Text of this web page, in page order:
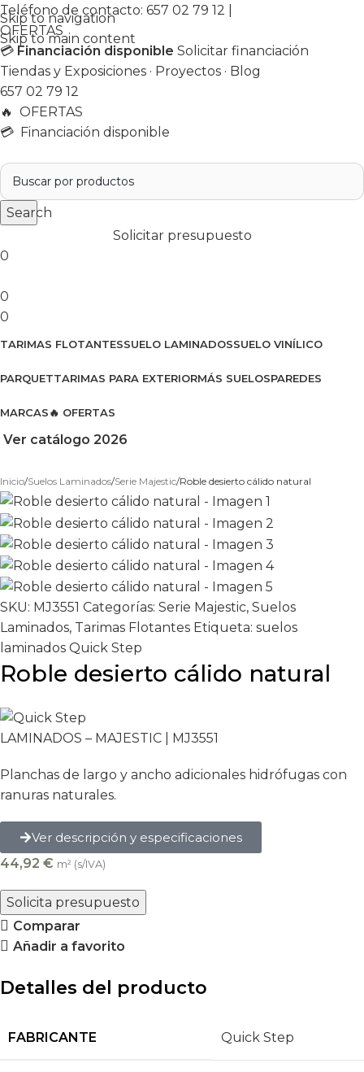
Skip to navigation
Skip to main content
Teléfono de contacto: 657 02 79 12
OFERTAS
💳 Financiación disponible Solicitar financiación
Tiendas y Exposiciones · Proyectos · Blog
657 02 79 12
🔥 OFERTAS
💳 Financiación disponible
Search
Solicitar presupuesto
0
0
0
TARIMAS FLOTANTESSUELO LAMINADOSSUELO VINÍLICO
PARQUETTARIMAS PARA EXTERIORMÁS SUELOSPAREDES
MARCAS🔥 OFERTAS
Ver catálogo 2026
Inicio Suelos Laminados Serie Majestic Roble desierto cálido natural
SKU: MJ3551 Categorías: Serie Majestic, Suelos
Laminados, Tarimas Flotantes Etiqueta: suelos
laminados Quick Step
Roble desierto cálido natural
LAMINADOS – MAJESTIC | MJ3551
Planchas de largo y ancho adicionales hidrófugas con
ranuras naturales.
Ver descripción y especificaciones
44,92 € m² (s/IVA)
Solicita presupuesto
Comparar
Añadir a favorito
Detalles del producto
FABRICANTE Quick Step